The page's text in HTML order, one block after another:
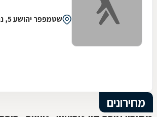
שטמפפר יהושע 5, נתניה
מחירונים